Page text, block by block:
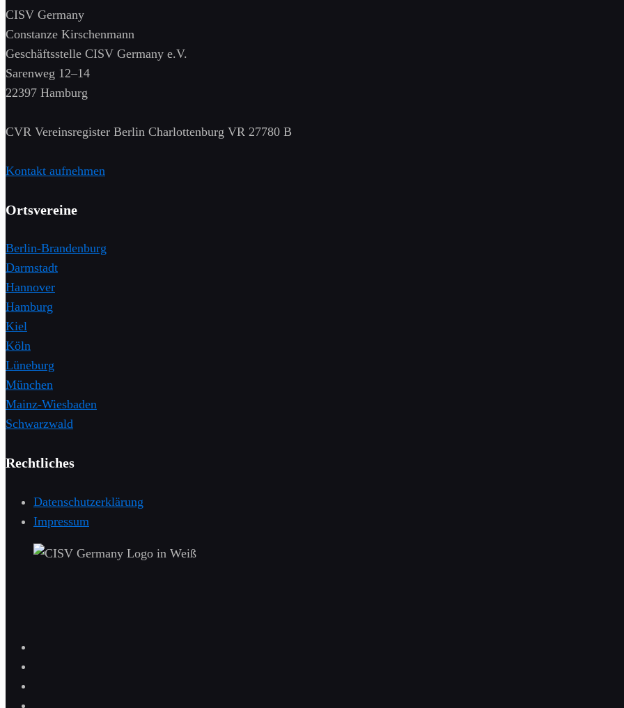
CISV Germany
Constanze Kirschenmann
Geschäftsstelle CISV Germany e.V.
Sarenweg 12–14
22397 Hamburg
CVR Vereinsregister Berlin Charlottenburg VR 27780 B
Kontakt aufnehmen
Ortsvereine
Berlin-Brandenburg
Darmstadt
Hannover
Hamburg
Kiel
Köln
Lüneburg
München
Mainz-Wiesbaden
Schwarzwald
Rechtliches
Datenschutzerklärung
Impressum